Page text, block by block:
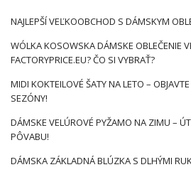
NAJLEPŠÍ VEĽKOOBCHOD S DÁMSKYM
WÓLKA KOSOWSKA DÁMSKE OBLEČENIE
FACTORYPRICE.EU? ČO SI VYBRAŤ?
MIDI KOKTEILOVÉ ŠATY NA LETO –
SEZÓNY!
DÁMSKE VELÚROVÉ PYŽAMO NA ZIMU –
PÔVABU!
DÁMSKA ZÁKLADNÁ BLÚZKA S DLHÝMI